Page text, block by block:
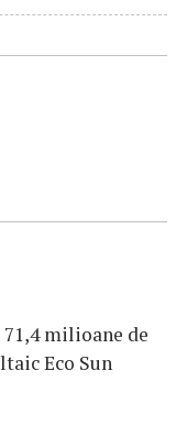
milioane de
Eco Sun